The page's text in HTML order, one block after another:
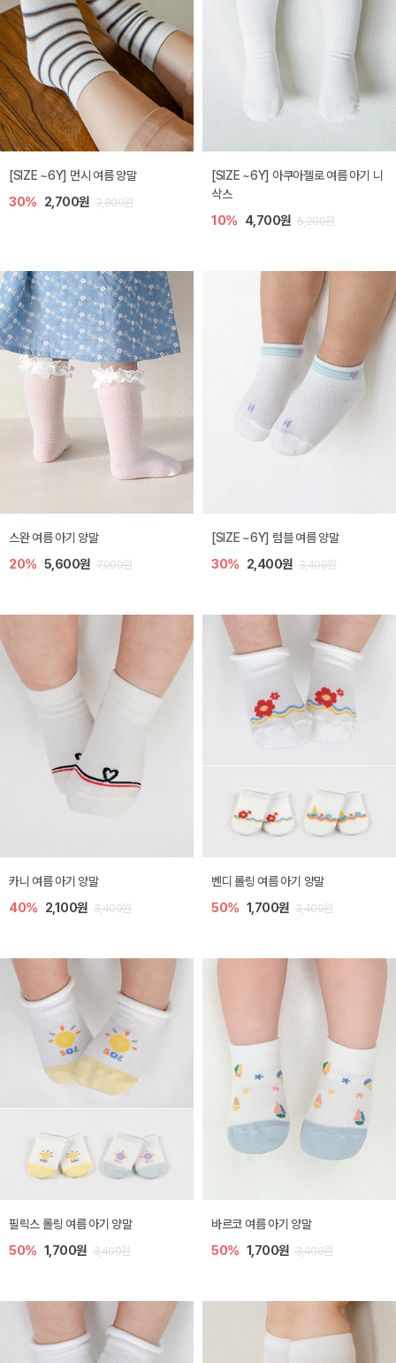
[SIZE ~6Y] 먼시 여름 양말
30% 2,700원 3,800원
[SIZE ~6Y] 아쿠아젤로 여름 아기 니
삭스
10% 4,700원 5,200원
스완 여름 아기 양말
20% 5,600원 7,000원
[SIZE ~6Y] 럼블 여름 양말
30% 2,400원 3,400원
카니 여름 아기 양말
40% 2,100원 3,400원
벤디 롤링 여름 아기 양말
50% 1,700원 3,400원
필릭스 롤링 여름 아기 양말
50% 1,700원 3,400원
바르코 여름 아기 양말
50% 1,700원 3,400원